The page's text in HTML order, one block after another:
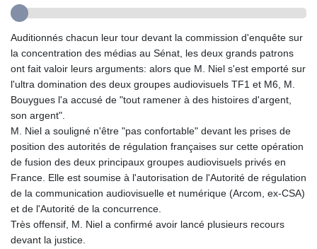
GIP 0.857346
GNF 10130.304785
GTQ 8.80021
GYD 241.302858
HKD 9.049284
HNL 30.914302
HTG 150.809283
HUF 364.573259
IDR 20594.998152
ILS 3.463666
IMP 0.857346
INR 109.83378
IQD 1510.89449
Auditionnés chacun leur tour devant la commission d'enquête sur
la concentration des médias au Sénat, les deux grands patrons
ont fait valoir leurs arguments: alors que M. Niel s'est emporté sur
l'ultra domination des deux groupes audiovisuels TF1 et M6, M.
Bouygues l'a accusé de "tout ramener à des histoires d'argent,
son argent".
M. Niel a souligné n'être "pas confortable" devant les prises de
position des autorités de régulation françaises sur cette opération
de fusion des deux principaux groupes audiovisuels privés en
France. Elle est soumise à l'autorisation de l'Autorité de régulation
de la communication audiovisuelle et numérique (Arcom, ex-CSA)
et de l'Autorité de la concurrence.
Très offensif, M. Niel a confirmé avoir lancé plusieurs recours
devant la justice.